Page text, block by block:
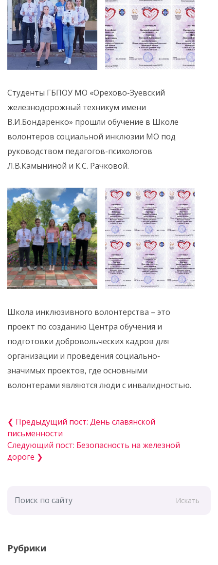
Студенты ГБПОУ МО «Орехово-Зуевский
железнодорожный техникум имени
В.И.Бондаренко» прошли обучение в Школе
волонтеров социальной инклюзии МО под
руководством педагогов-психологов
Л.В.Камыниной и К.С. Рачковой.
Школа инклюзивного волонтерства – это
проект по созданию Центра обучения и
подготовки добровольческих кадров для
организации и проведения социально-
значимых проектов, где основными
волонтерами являются люди с инвалидностью.
❮ Предыдущий пост: День славянской
письменности
Следующий пост: Безопасность на железной
дороге ❯
Искать
Рубрики